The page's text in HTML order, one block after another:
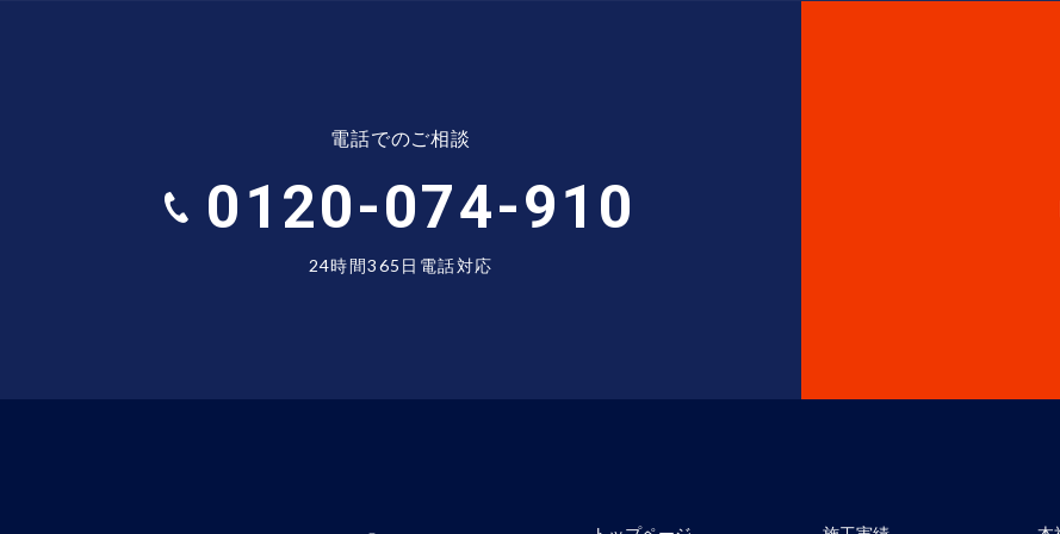
電話でのご相談
0120-074-910
24時間365日電話対応